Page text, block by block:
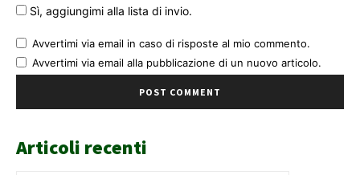
Sì, aggiungimi alla lista di invio.
Avvertimi via email in caso di risposte al mio commento.
Avvertimi via email alla pubblicazione di un nuovo articolo.
Articoli recenti